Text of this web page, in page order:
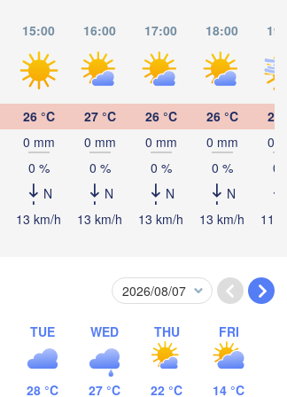
15:00 16:00 17:00 18:00
26 °C
0 mm
0 %
N
13 km/h
27 °C
0 mm
0 %
N
13 km/h
26 °C
0 mm
0 %
N
13 km/h
26 °C
0 mm
0 %
N
13 km/h
25
0
0
11
TUE
28 °C
WED
27 °C
THU
22 °C
FRI
14 °C
Астана
(Astana)
Екібастұз
Қарағанды
(Qarağandy)